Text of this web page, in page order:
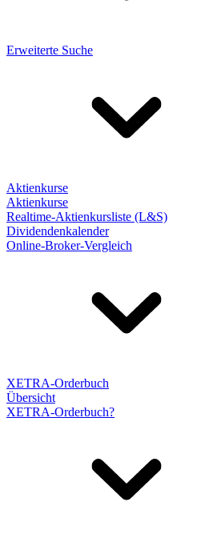
Erweiterte Suche
Aktienkurse
Aktienkurse
Realtime-Aktienkursliste (L&S)
Dividendenkalender
Online-Broker-Vergleich
XETRA-Orderbuch
Übersicht
XETRA-Orderbuch?